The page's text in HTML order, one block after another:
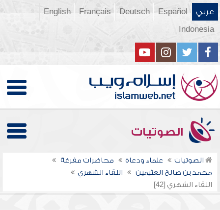
عربي Español
Deutsch
Français
English
Indonesia
الصوتيات
الصوتيات علماء ودعاة
محاضرات مفرغة
محمد بن صالح العثيمين
اللقاء الشهري
اللقاء الشهري [42]